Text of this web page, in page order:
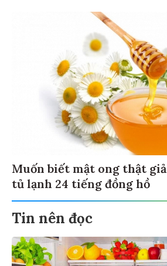
Muốn biết mật ong thật
tủ lạnh 24 tiếng đồng hồ
Tin nên đọc